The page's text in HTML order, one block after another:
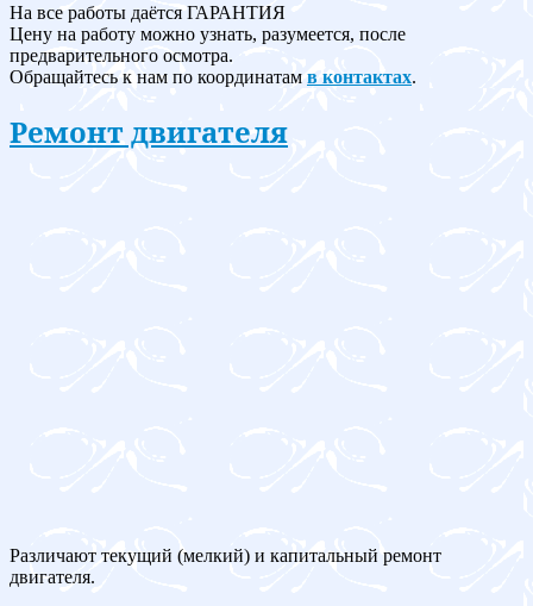
На все работы даётся ГАРАНТИЯ
Цену на работу можно узнать, разумеется, после
предварительного осмотра.
Обращайтесь к нам по координатам в контактах.
Ремонт двигателя
Различают текущий (мелкий) и капитальный ремонт
двигателя.